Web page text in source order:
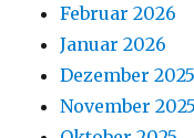
Februar 2026
Januar 2026
Dezember 2025
November 2025